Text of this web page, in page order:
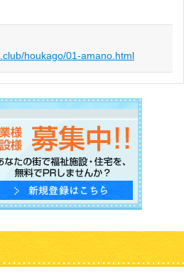
houkago/01-amano.html